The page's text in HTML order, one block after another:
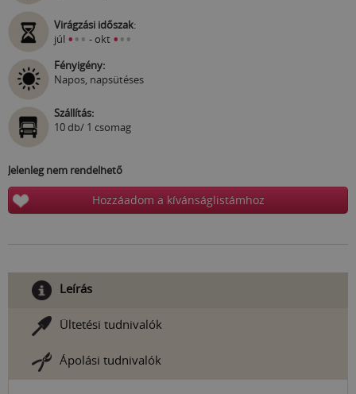
Virágzási időszak:
júl ••• - okt •••
Fényigény:
Napos, napsütéses
Szállítás:
10 db/ 1 csomag
Jelenleg nem rendelhető
Hozzáadom a kívánságlistámhoz
Leírás
Ültetési tudnivalók
Ápolási tudnivalók